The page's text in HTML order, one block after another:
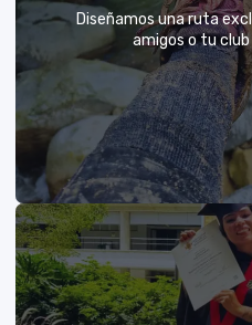
VER
Diseñamos una ruta
amigos o tu